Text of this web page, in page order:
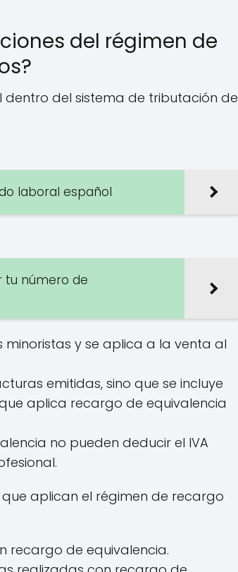
del régimen de
dentro del sistema de tributación de
laboral español
tu número de
y se aplica a la venta al
emitidas, sino que se incluye
aplica recargo de equivalencia
no pueden deducir el IVA
aplican el régimen de recargo
recargo de equivalencia.